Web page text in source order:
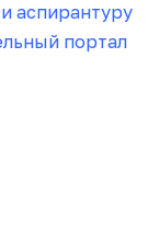
аспирантуру
портал